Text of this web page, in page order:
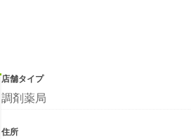
店舗タイプ
調剤薬局
住所